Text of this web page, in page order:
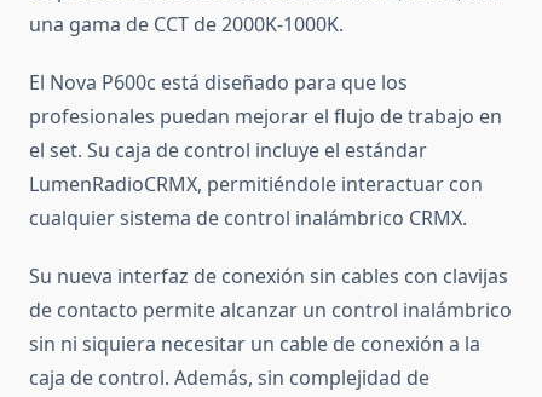
una gama de CCT de 2000K-1000K.
El Nova P600c está diseñado para que los
profesionales puedan mejorar el flujo de trabajo en
el set. Su caja de control incluye el estándar
LumenRadioCRMX, permitiéndole interactuar con
cualquier sistema de control inalámbrico CRMX.
Su nueva interfaz de conexión sin cables con clavijas
de contacto permite alcanzar un control inalámbrico
sin ni siquiera necesitar un cable de conexión a la
caja de control. Además, sin complejidad de